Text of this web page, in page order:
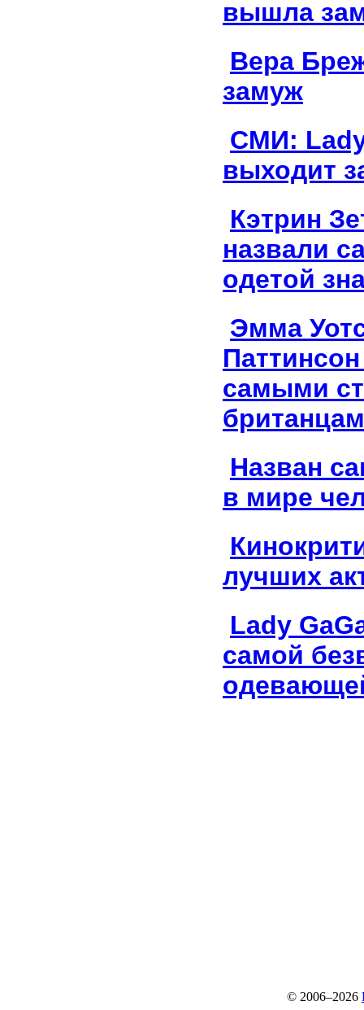
вышла
Вера
замуж
СМИ:
выходит
Кэтрин
назвали
одетой
Эмма
самыми
Назван
в мире
лучших
Lady
самой
© 2006–2026